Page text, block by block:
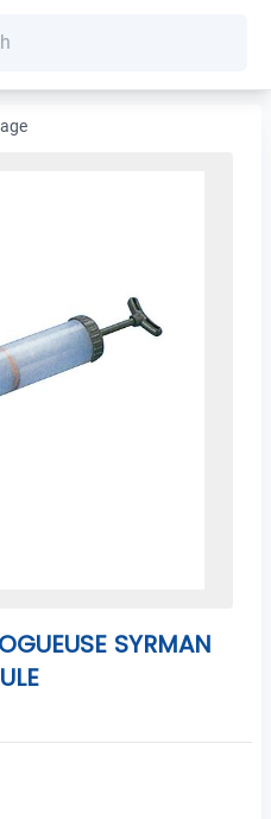
SYRMAN